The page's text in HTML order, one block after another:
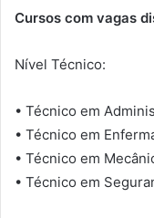
Cursos com vagas
Nível Técnico:
• Técnico em
• Técnico em
• Técnico em
• Técnico em